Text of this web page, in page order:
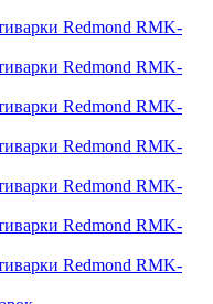
Redmond RMK-
Redmond RMK-
Redmond RMK-
Redmond RMK-
Redmond RMK-
Redmond RMK-
Redmond RMK-